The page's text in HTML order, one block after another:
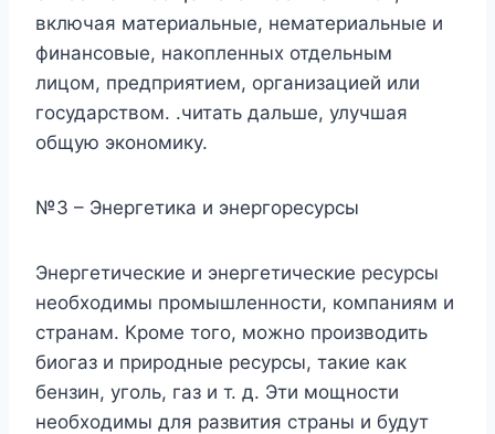
включая материальные, нематериальные и
финансовые, накопленных отдельным
лицом, предприятием, организацией или
государством. .читать дальше, улучшая
общую экономику.
№3 – Энергетика и энергоресурсы
Энергетические и энергетические ресурсы
необходимы промышленности, компаниям и
странам. Кроме того, можно производить
биогаз и природные ресурсы, такие как
бензин, уголь, газ и т. д. Эти мощности
необходимы для развития страны и будут